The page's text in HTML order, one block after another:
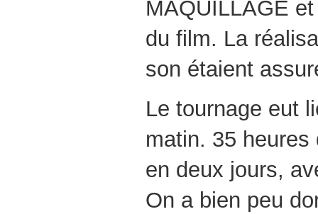
MAQUILLAGE
du film. La
son étaient
Le tournage eut
matin. 35
en deux jours,
On a bien peu